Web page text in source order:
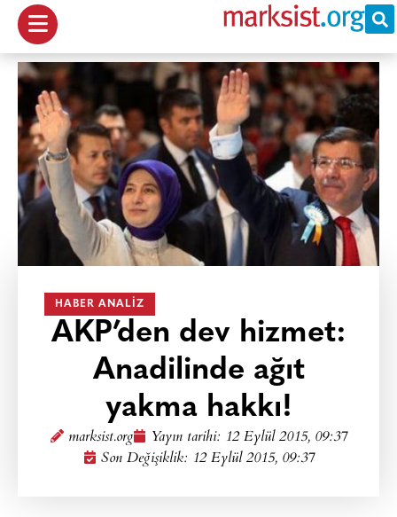
HABER ANALIZ
AKP’den dev hizmet:
Anadilinde ağıt
yakma hakkı!
marksist.org Yayın tarihi: 12 Eylül 2015, 09:37
Son Değişiklik: 12 Eylül 2015, 09:37